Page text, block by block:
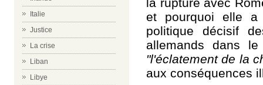
Italie
Justice
La crise
Liban
Libye
et pourquoi elle
politique décisif
allemands dans
"l'éclatement de la
aux conséquences